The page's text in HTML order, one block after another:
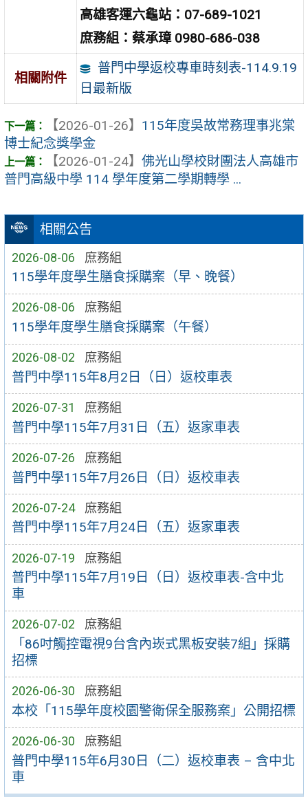
相關公告
2026-08-06 庶務組
115學年度學生膳食採購案（早、晚餐）
2026-08-06 庶務組
115學年度學生膳食採購案（午餐）
2026-08-02 庶務組
普門中學115年8月2日（日）返校車表
2026-07-31 庶務組
普門中學115年7月31日（五）返家車表
2026-07-26 庶務組
普門中學115年7月26日（日）返校車表
2026-07-24 庶務組
普門中學115年7月24日（五）返家車表
2026-07-19 庶務組
普門中學115年7月19日（日）返校車表-含中北
車
2026-07-02 庶務組
「86吋觸控電視9台含內崁式黑板安裝7組」採購
招標
2026-06-30 庶務組
本校「115學年度校園警衛保全服務案」公開招標
2026-06-30 庶務組
普門中學115年6月30日（二）返校車表 – 含中北
車
高雄客運六龜站：07-689-1021
庶務組：蔡承璋 0980-686-038
相關附件
普門中學返校專車時刻表-114.9.19
日最新版
【2026-01-26】 115年度吳故常務理事兆棠
博士紀念獎學金
【2026-01-24】 佛光山學校財團法人高雄市
普門高級中學 114 學年度第二學期轉學 ...